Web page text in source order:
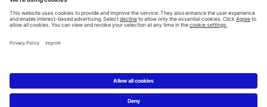
6 Schritte zu Ihrem Traumbad
Badausstellung finden
Service
Presse
Nachhaltigkeit